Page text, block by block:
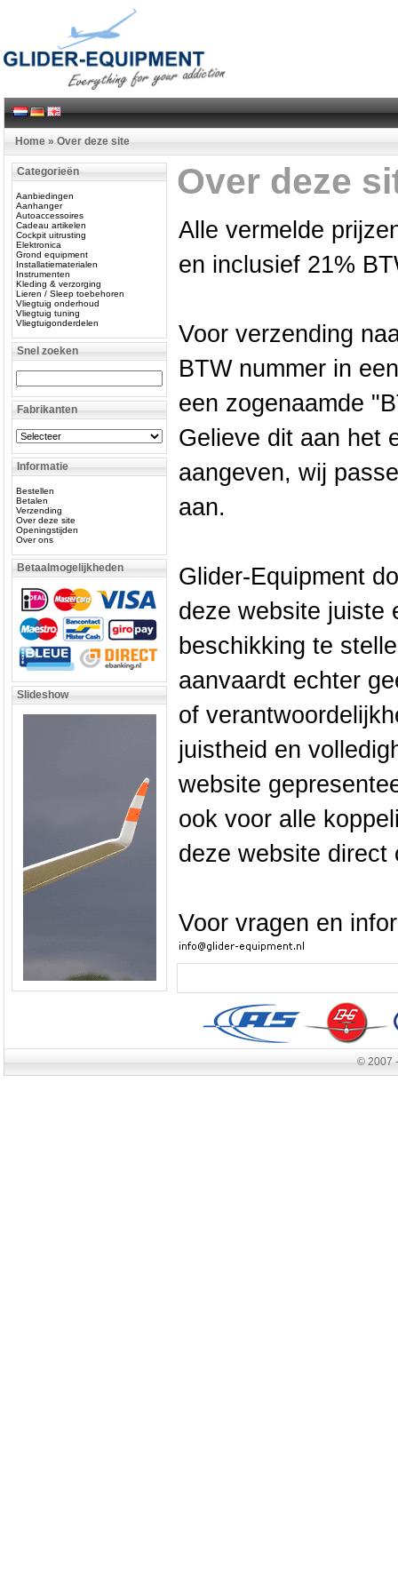
Home » Over deze site
Categorieën
Aanbiedingen
Aanhanger
Autoaccessoires
Cadeau artikelen
Cockpit uitrusting
Elektronica
Grond equipment
Installatiematerialen
Instrumenten
Kleding & verzorging
Lieren / Sleep toebehoren
Vliegtuig onderhoud
Vliegtuig tuning
Vliegtuigonderdelen
Snel zoeken
Fabrikanten
Informatie
Bestellen
Betalen
Verzending
Over deze site
Openingstijden
Over ons
Betaalmogelijkheden
Slideshow
Over deze
Alle vermelde
en inclusief 21%
Voor verzending
BTW nummer in
een zogenaamde
Gelieve dit aan het
aangeven, wij
aan.
Glider-Equipment
deze website juiste
beschikking te
aanvaardt echter
of
juistheid en
website
ook voor alle
deze website direct
Voor vragen en
© 2007